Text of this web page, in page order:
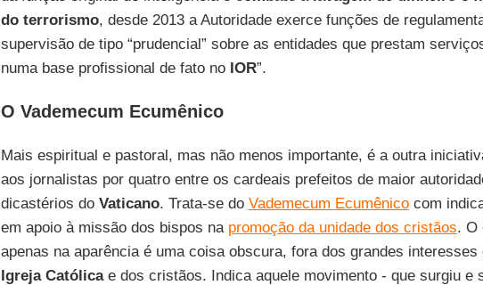
do terrorismo, desde 2013 a Autoridade exerce funções de
supervisão de tipo “prudencial” sobre as entidades que prestam
numa base profissional de fato no IOR”.
O Vademecum Ecumênico
Mais espiritual e pastoral, mas não menos importante, é a outra
aos jornalistas por quatro entre os cardeais prefeitos de maior
dicastérios do Vaticano. Trata-se do Vademecum Ecumênicocom
em apoio à missão dos bispos na promoção da unidade dos cristãos. O
apenas na aparência é uma coisa obscura, fora dos grandes interesses
Igreja Católicae dos cristãos. Indica aquele movimento - que surgiu e